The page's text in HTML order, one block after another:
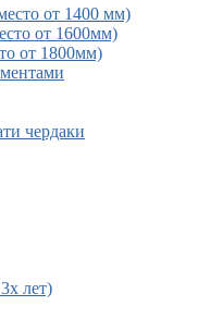
от 1400 мм)
от 1600мм)
от 1800мм)
чердаки
лет)